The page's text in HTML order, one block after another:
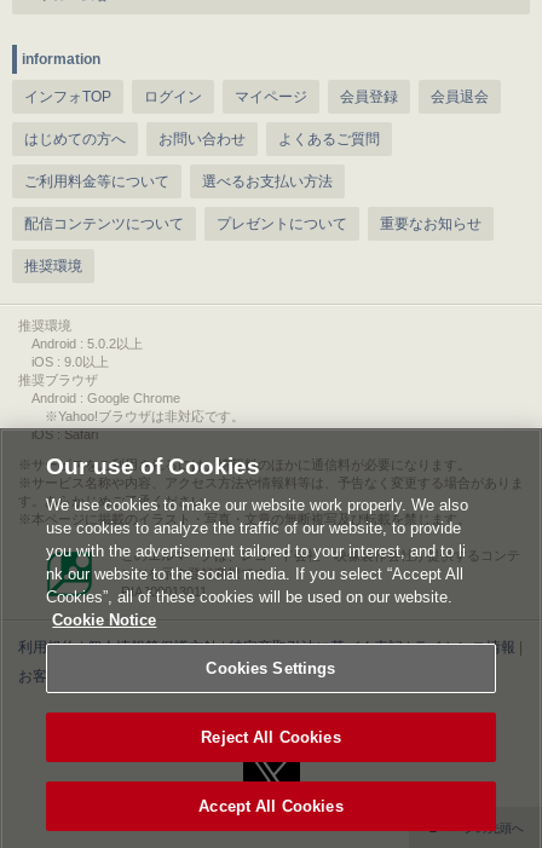
information
インフォTOP ログイン マイページ 会員登録 会員退会
はじめての方へ お問い合わせ よくあるご質問
ご利用料金等について 選べるお支払い方法
配信コンテンツについて プレゼントについて 重要なお知らせ
推奨環境
推奨環境
Android : 5.0.2以上
iOS : 9.0以上
推奨ブラウザ
Android : Google Chrome
※Yahoo!ブラウザは非対応です。
iOS : Safari
サービスをご利用されるには、情報料のほかに通信料が必要になります。
サービス名称や内容、アクセス方法や情報料等は、予告なく変更する場合がありま
す。あらかじめご了承ください。
本ページに掲載のイラスト・写真・文章の無断複写及び転載を禁じます。
このエルマークは、レコード会社・映像製作会社が提供するコンテ
ンツを示す登録商標です。
RIAJ00013011
利用規約|個人情報等保護方針|特定商取引法に基づく表記|ライセンス情報
お客様情報の外部送信について|Cookies Settings
▲ページの先頭へ
Our use of Cookies
We use cookies to make our website work properly. We also
use cookies to analyze the traffic of our website, to provide
you with the advertisement tailored to your interest, and to li
nk our website to the social media. If you select “Accept All
Cookies”, all of these cookies will be used on our website.
Cookie Notice
Cookies Settings
Reject All Cookies
Accept All Cookies